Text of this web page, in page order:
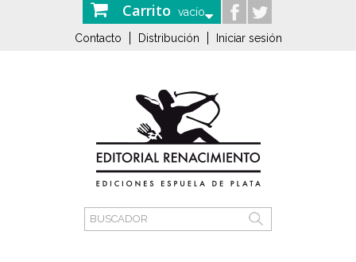
Carrito vacío
Contacto Distribución Iniciar sesión